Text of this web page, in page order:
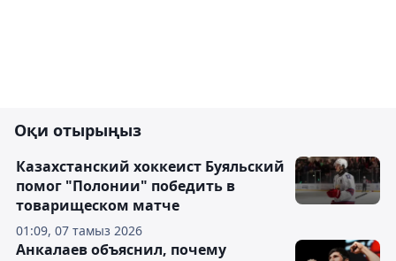
Оқи отырыңыз
01:09, 07 тамыз 2026
Казахстанский хоккеист Буяльский
помог "Полонии" победить в
товарищеском матче
Анкалаев объяснил, почему